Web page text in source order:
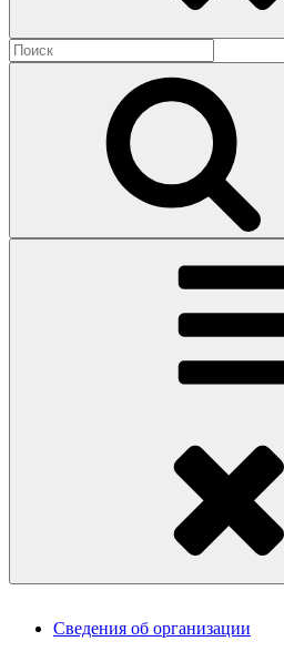
Найти:
Сведения об организации